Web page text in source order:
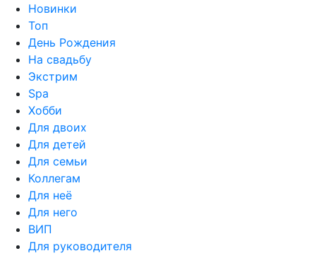
Новинки
Топ
День Рождения
На свадьбу
Экстрим
Spa
Хобби
Для двоих
Для детей
Для семьи
Коллегам
Для неё
Для него
ВИП
Для руководителя